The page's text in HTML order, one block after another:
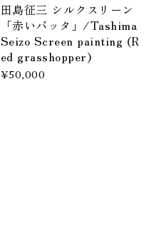
田島征三 シルクスリーン
「赤いバッタ」/Tashima
Seizo Screen painting (R
ed grasshopper)
¥50,000